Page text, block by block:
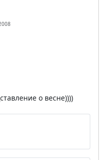
о весне))))